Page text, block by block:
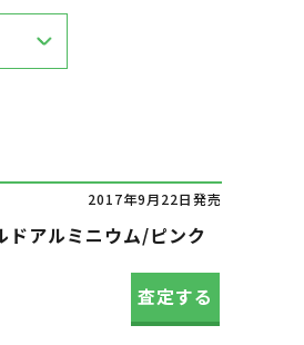
2017年9月22日発売
アルミニウム/ピンク
査定する